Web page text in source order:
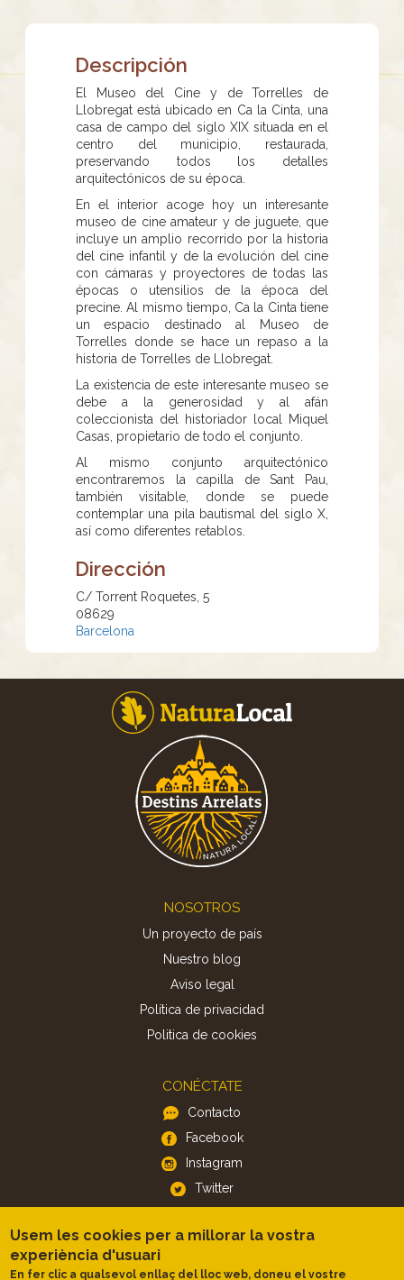
Descripción
El Museo del Cine y de Torrelles de
Llobregat está ubicado en Ca la Cinta, una
casa de campo del siglo XIX situada en el
centro del municipio, restaurada,
preservando todos los detalles
arquitectónicos de su época.
En el interior acoge hoy un interesante
museo de cine amateur y de juguete, que
incluye un amplio recorrido por la historia
del cine infantil y de la evolución del cine
con cámaras y proyectores de todas las
épocas o utensilios de la época del
precine. Al mismo tiempo, Ca la Cinta tiene
un espacio destinado al Museo de
Torrelles donde se hace un repaso a la
historia de Torrelles de Llobregat.
La existencia de este interesante museo se
debe a la generosidad y al afán
coleccionista del historiador local Miquel
Casas, propietario de todo el conjunto.
Al mismo conjunto arquitectónico
encontraremos la capilla de Sant Pau,
también visitable, donde se puede
contemplar una pila bautismal del siglo X,
así como diferentes retablos.
Dirección
C/ Torrent Roquetes, 5
08629
Barcelona
NOSOTROS
Un proyecto de país
Nuestro blog
Aviso legal
Política de privacidad
Politica de cookies
CONÉCTATE
Contacto
Facebook
Instagram
Twitter
APP
Usem les cookies per a millorar la vostra
experiència d'usuari
En fer clic a qualsevol enllaç del lloc web, doneu el vostre